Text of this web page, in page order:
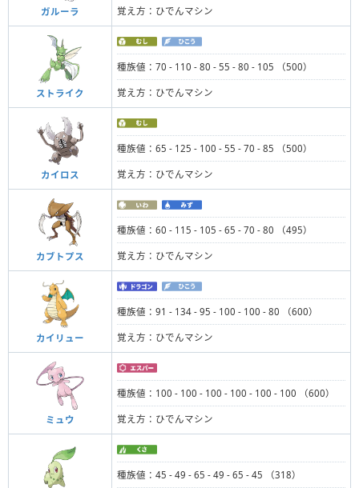
ガルーラ 覚え方：ひでんマシン
ストライク
種族値：70 - 110 - 80 - 55 - 80 - 105 （500）
覚え方：ひでんマシン
カイロス
種族値：65 - 125 - 100 - 55 - 70 - 85 （500）
覚え方：ひでんマシン
カブトプス
種族値：60 - 115 - 105 - 65 - 70 - 80 （495）
覚え方：ひでんマシン
カイリュー
種族値：91 - 134 - 95 - 100 - 100 - 80 （600）
覚え方：ひでんマシン
ミュウ
種族値：100 - 100 - 100 - 100 - 100 - 100 （600）
覚え方：ひでんマシン
種族値：45 - 49 - 65 - 49 - 65 - 45 （318）